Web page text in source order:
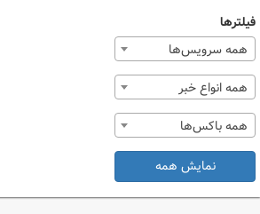
فیلترها
همه سرویس‌ها
همه انواع خبر
همه باکس‌ها
نمایش همه